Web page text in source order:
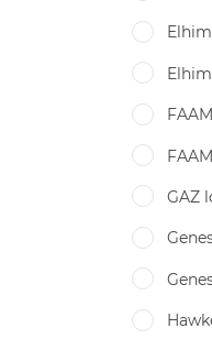
GAZ